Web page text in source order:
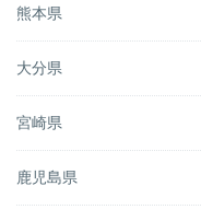
熊本県
大分県
宮崎県
鹿児島県